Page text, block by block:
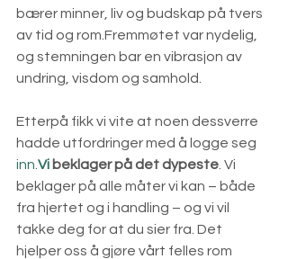
bærer minner, liv og budskap på tvers
av tid og rom.Fremmøtet var nydelig,
og stemningen bar en vibrasjon av
undring, visdom og samhold.
Etterpå fikk vi vite at noen dessverre
hadde utfordringer med å logge seg
inn. Vi beklager på det dypeste . Vi
beklager på alle måter vi kan – både
fra hjertet og i handling – og vi vil
takke deg for at du sier fra. Det
hjelper oss å gjøre vårt felles rom